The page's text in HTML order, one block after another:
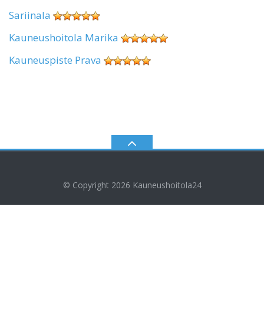
Sariinala
Kauneushoitola Marika
Kauneuspiste Prava
© Copyright 2026 Kauneushoitola24